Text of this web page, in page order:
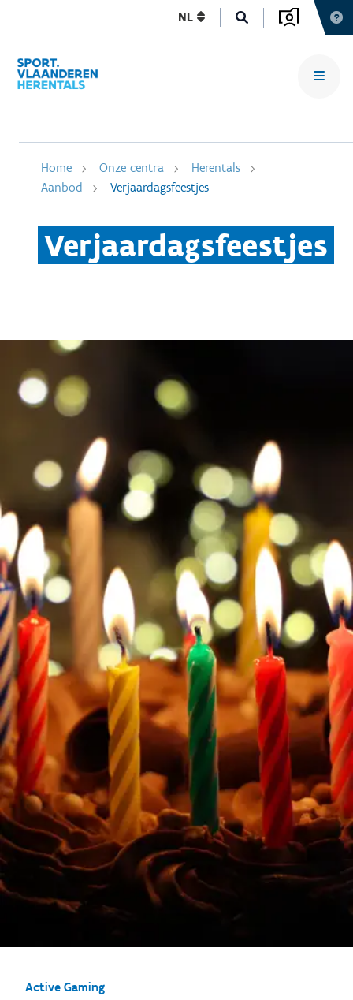
NL
Home Onze centra
Herentals
Aanbod
Verjaardagsfeestjes
Verjaardagsfeestjes
Active Gaming